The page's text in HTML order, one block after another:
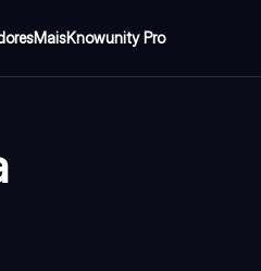
MaisKnowunity Pro